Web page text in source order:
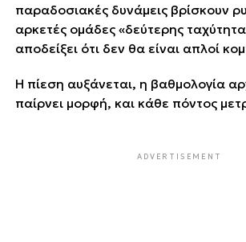
παραδοσιακές δυνάμεις βρίσκουν
αρκετές ομάδες «δεύτερης
αποδείξει ότι δεν θα είναι απλοί
Η πίεση αυξάνεται, η βαθμολογία
παίρνει μορφή, και κάθε πόντος
ADVERTISEMENT